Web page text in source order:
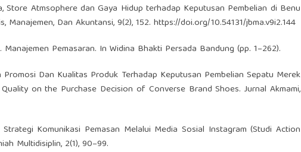
Store Atmsophere dan Gaya Hidup terhadap Keputusan Pembelian di Benu
Dan Akuntansi, 9(2), 152. https://doi.org/10.54131/jbma.v9i2.144
Pemasaran. In Widina Bhakti Persada Bandung (pp. 1–262).
Promosi Dan Kualitas Produk Terhadap Keputusan Pembelian Sepatu Merek
on the Purchase Decision of Converse Brand Shoes. Jurnal Akmami,
Komunikasi Pemasan Melalui Media Sosial Instagram (Studi Action
Multidisiplin, 2(1), 90–99.